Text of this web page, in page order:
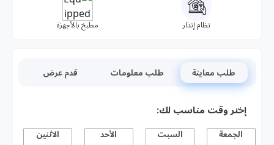
نظام إنذار مطبخ بالأجهزة
طلب معاينة طلب معلومات قدم عرض
إختر وقت مناسب لك:
الجمعة السبت الأحد الاثنين